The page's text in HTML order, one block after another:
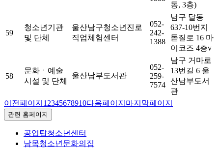
동, 3층)
59
청소년기관
및 단체
울산남구청소년진로
직업체험센터
052-
242-
1388
남구 달동
637-10번지
돋질로 16 마
이코즈 4층v
58
문화ㆍ예술
시설 및 단체
울산남부도서관
052-
259-
7574
남구 거마로
13번길 6 울
산남부도서
관
이전페이지 1 2345678910다음페이지 마지막페이지
관련 홈페이지
공업탑청소년센터
남목청소년문화의집